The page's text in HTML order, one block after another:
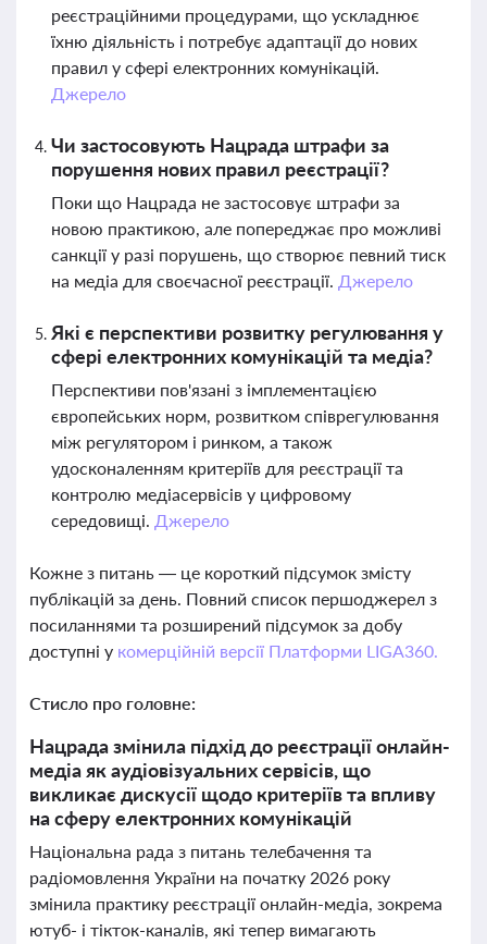
реєстраційними процедурами, що ускладнює
їхню діяльність і потребує адаптації до нових
правил у сфері електронних комунікацій.
Джерело
Чи застосовують Нацрада штрафи за
порушення нових правил реєстрації?
Поки що Нацрада не застосовує штрафи за
новою практикою, але попереджає про можливі
санкції у разі порушень, що створює певний тиск
на медіа для своєчасної реєстрації. Джерело
Які є перспективи розвитку регулювання у
сфері електронних комунікацій та медіа?
Перспективи пов'язані з імплементацією
європейських норм, розвитком співрегулювання
між регулятором і ринком, а також
удосконаленням критеріїв для реєстрації та
контролю медіасервісів у цифровому
середовищі. Джерело
Кожне з питань — це короткий підсумок змісту
публікацій за день. Повний список першоджерел з
посиланнями та розширений підсумок за добу
доступні у комерційній версії Платформи LIGA360.
Стисло про головне:
Нацрада змінила підхід до реєстрації онлайн-
медіа як аудіовізуальних сервісів, що
викликає дискусії щодо критеріїв та впливу
на сферу електронних комунікацій
Національна рада з питань телебачення та
радіомовлення України на початку 2026 року
змінила практику реєстрації онлайн-медіа, зокрема
ютуб- і тікток-каналів, які тепер вимагають